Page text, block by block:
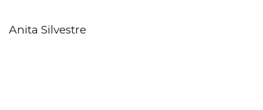
Anita Silvestre